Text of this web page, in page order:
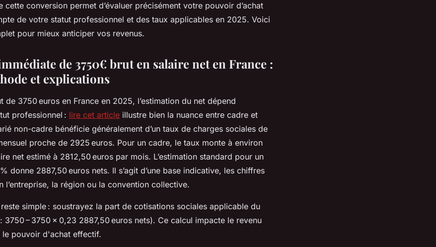
cette conversion permet d’évaluer précisément votre pouvoir d’achat
de votre statut professionnel et des taux applicables en 2025. Voici
pour mieux anticiper vos revenus.
de 3750€ brut en salaire net en France :
et explications
de 3750 euros en France en 2025, l’estimation du net dépend
professionnel : lire cet article illustre bien la nuance entre cadre et
non-cadre bénéficie généralement d’un taux de charges sociales de
proche de 2925 euros. Pour un cadre, le taux monte à environ
net estimé à 2812,50 euros par mois. L’estimation standard pour un
donne 2887,50 euros nets. Il s’agit d’une base indicative, les chiffres
l’entreprise, la région ou la convention collective.
simple : soustrayez la part de cotisations sociales applicable du
3750 – 3750 × 0,23 2887,50 euros nets). Ce calcul impacte le revenu
pouvoir d'achat effectif.